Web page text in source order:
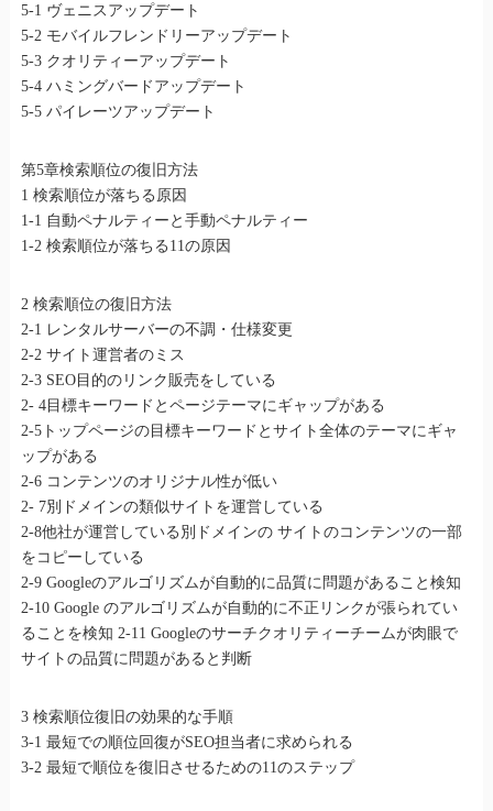
5-1 ヴェニスアップデート
5-2 モバイルフレンドリーアップデート
5-3 クオリティーアップデート
5-4 ハミングバードアップデート
5-5 パイレーツアップデート
第5章検索順位の復旧方法
1 検索順位が落ちる原因
1-1 自動ペナルティーと手動ペナルティー
1-2 検索順位が落ちる11の原因
2 検索順位の復旧方法
2-1 レンタルサーバーの不調・仕様変更
2-2 サイト運営者のミス
2-3 SEO目的のリンク販売をしている
2- 4目標キーワードとページテーマにギャップがある
2-5トップページの目標キーワードとサイト全体のテーマにギャ
ップがある
2-6 コンテンツのオリジナル性が低い
2- 7別ドメインの類似サイトを運営している
2-8他社が運営している別ドメインの サイトのコンテンツの一部
をコピーしている
2-9 Googleのアルゴリズムが自動的に品質に問題があること検知
2-10 Google のアルゴリズムが自動的に不正リンクが張られてい
ることを検知 2-11 Googleのサーチクオリティーチームが肉眼で
サイトの品質に問題があると判断
3 検索順位復旧の効果的な手順
3-1 最短での順位回復がSEO担当者に求められる
3-2 最短で順位を復旧させるための11のステップ